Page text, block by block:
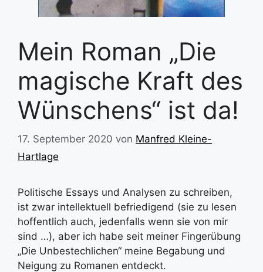
Mein Roman „Die
magische Kraft des
Wünschens“ ist da!
17. September 2020 von Manfred Kleine-
Hartlage
Politische Essays und Analysen zu schreiben,
ist zwar intellektuell befriedigend (sie zu lesen
hoffentlich auch, jedenfalls wenn sie von mir
sind …), aber ich habe seit meiner Fingerübung
„Die Unbestechlichen“ meine Begabung und
Neigung zu Romanen entdeckt.